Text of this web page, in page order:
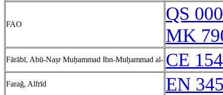
FAO
QS 000
MK
Fārābī, Abū-Naṣr Muḥammad Ibn-Muḥammad al- CE
Farağ, Alfrīd EN